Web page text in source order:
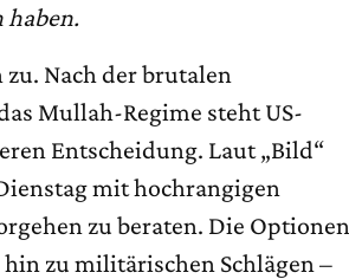
haben.
Nach der brutalen
Mullah-Regime steht US-
Entscheidung. Laut „Bild“
mit hochrangigen
zu beraten. Die Optionen
zu militärischen Schlägen –